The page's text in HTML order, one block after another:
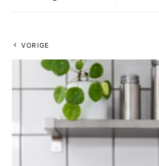
VORIGE